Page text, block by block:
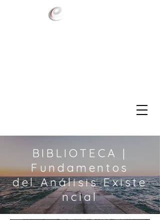
BIBLIOTECA |
Fundamentos
del Análisis Existe
ncial